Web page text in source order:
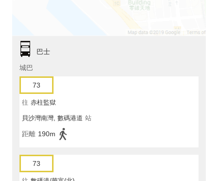
巴士
城巴
73
往 赤柱監獄
貝沙灣南灣, 數碼港道 站
距離 190m
73